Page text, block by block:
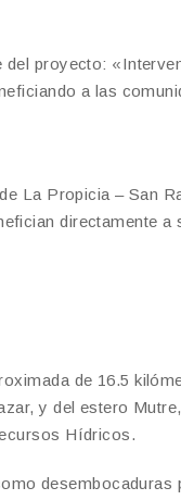
proyecto:
a las
La Propicia – San
directamente a
de 16.5
y del estero
Hídricos.